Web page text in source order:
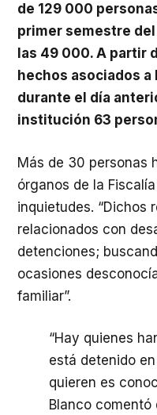
de 129 000
primer semestre
las 49 000. A partir
hechos asociados
durante el día
institución 63
Más de 30 personas
órganos de la
inquietudes. “Dichos
relacionados con
detenciones;
ocasiones
familiar”.
“Hay quienes
está detenido
quieren es
Blanco comentó